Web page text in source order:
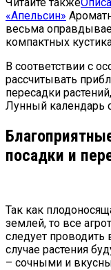
«Апельсин»
весьма
компактных
В соответствии с
рассчитывать
пересадки
Лунный календарь
посадки и
Так как
землей, то все
следует
случае растения
– сочными и